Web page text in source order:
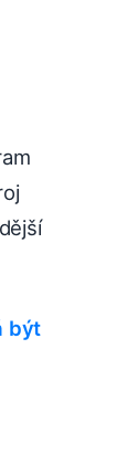
být